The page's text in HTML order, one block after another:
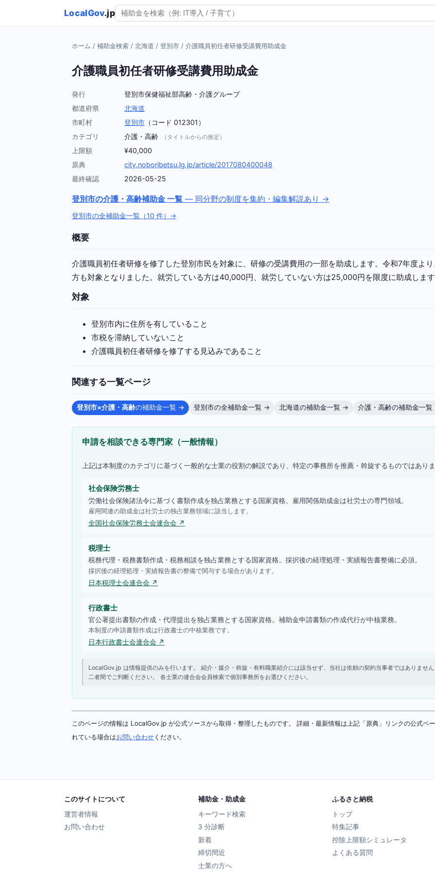
LocalGov.jp
ホーム / 補助金検索 / 北海道 / 登別市 / 介護職員初任者研修受講費用助成金
介護職員初任者研修受講費用助成金
発行
登別市保健福祉部高齢・介護グループ
都道府県
北海道
市町村
登別市 （コード 012301）
カテゴリ
介護・高齢 （タイトルからの推定）
上限額
¥40,000
原典
city.noboribetsu.lg.jp/article/2017080400048
最終確認
2026-05-25
登別市の介護・高齢補助金 一覧 — 同分野の制度を集約・編集解説あり →
登別市の全補助金一覧（10 件）→
概要
介護職員初任者研修を修了した登別市民を対象に、研修の受講費用の一部を助成します。令和7年度よ
方も対象となりました。就労している方は40,000円、就労していない方は25,000円を限度に助成しま
対象
登別市内に住所を有していること
市税を滞納していないこと
介護職員初任者研修を修了する見込みであること
関連する一覧ページ
登別市×介護・高齢の補助金一覧 → 登別市の全補助金一覧 → 北海道の補助金一覧 → 介護・高齢の補助金一
申請を相談できる専門家（一般情報）
上記は本制度のカテゴリに基づく一般的な士業の役割の解説であり、特定の事務所を推薦・斡旋するものではあり
社会保険労務士
労働社会保険諸法令に基づく書類作成を独占業務とする国家資格。雇用関係助成金は社労士の専門領域。
雇用関連の助成金は社労士の独占業務領域に該当します。
全国社会保険労務士会連合会 ↗
税理士
税務代理・税務書類作成・税務相談を独占業務とする国家資格。採択後の経理処理・実績報告書整備に必須。
採択後の経理処理・実績報告書の整備で関与する場合があります。
日本税理士会連合会 ↗
行政書士
官公署提出書類の作成・代理提出を独占業務とする国家資格。補助金申請書類の作成代行が中核業務。
本制度の申請書類作成は行政書士の中核業務です。
日本行政書士会連合会 ↗
LocalGov.jp は情報提供のみを行います。 紹介・媒介・斡旋・有料職業紹介には該当せず、当社は依頼の契約当事者ではありませ
二者間でご判断ください。 各士業の連合会会員検索で個別事務所をお選びください。
このページの情報は LocalGov.jp が公式ソースから取得・整理したものです。 詳細・最新情報は上記「原典」リンクの公式ペ
れている場合はお問い合わせください。
このサイトについて
運営者情報
お問い合わせ
補助金・助成金
キーワード検索
3 分診断
新着
締切間近
士業の方へ
ふるさと納税
トップ
特集記事
控除上限額シミュレータ
よくある質問